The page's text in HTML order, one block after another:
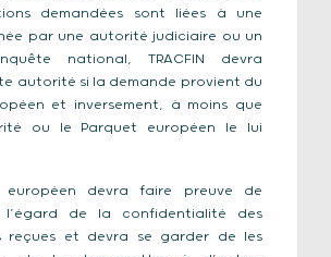
demandées sont liées à une
par une autorité judiciaire ou un
national, TRACFIN devra
autorité si la demande provient du
et inversement, à moins que
ou le Parquet européen le lui
européen devra faire preuve de
de la confidentialité des
reçues et devra se garder de les